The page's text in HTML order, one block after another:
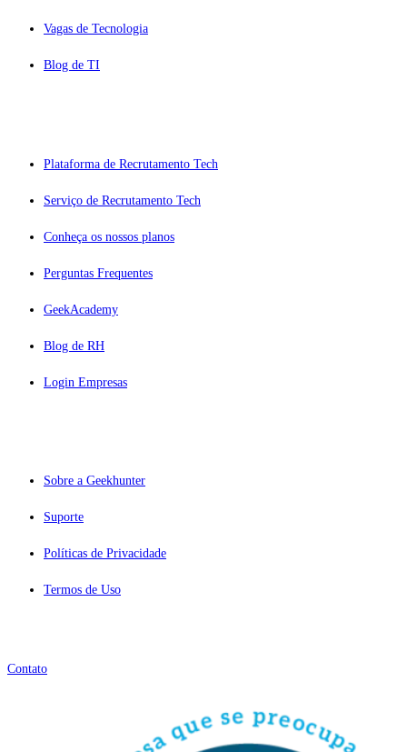
Vagas de Tecnologia
Blog de TI
Plataforma de Recrutamento Tech
Serviço de Recrutamento Tech
Conheça os nossos planos
Perguntas Frequentes
GeekAcademy
Blog de RH
Login Empresas
Sobre a Geekhunter
Suporte
Políticas de Privacidade
Termos de Uso
Contato